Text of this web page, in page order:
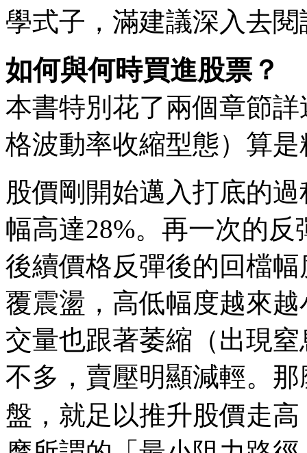
學式子，滿建議深入去閱
如何與何時買進股票？
本書特別花了兩個章節
格波動率收縮型態）算
股價剛開始邁入打底的
幅高達28%。再一次的
後續價格反彈後的回檔
覆震盪，高低幅度越來
交量也跟著萎縮（出現
不多，賣壓明顯減輕。
盤，就足以推升股價走